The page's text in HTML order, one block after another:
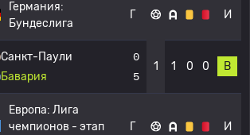
Германия:
Бундеслига
Г И
Санкт-Паули
Бавария
0
5
1 1 0 0 В
Европа: Лига
чемпионов - этап
Г И